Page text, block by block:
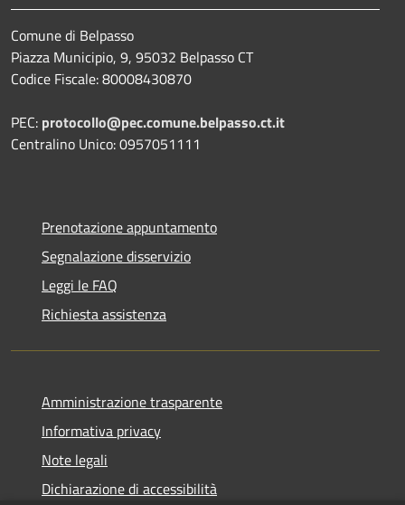
Comune di Belpasso
Piazza Municipio, 9, 95032 Belpasso CT
Codice Fiscale: 80008430870
PEC: protocollo@pec.comune.belpasso.ct.it
Centralino Unico: 0957051111
Prenotazione appuntamento
Segnalazione disservizio
Leggi le FAQ
Richiesta assistenza
Amministrazione trasparente
Informativa privacy
Note legali
Dichiarazione di accessibilità